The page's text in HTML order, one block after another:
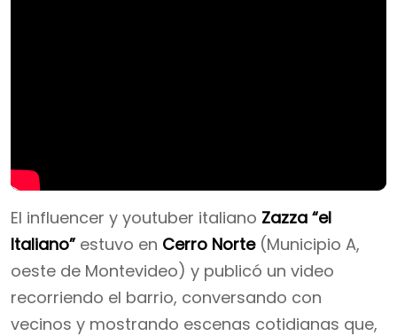
El influencer y youtuber italiano Zazza “el
Italiano”estuvo en Cerro Norte(Municipio A,
oeste de Montevideo) y publicó un video
recorriendo el barrio, conversando con
vecinos y mostrando escenas cotidianas que,